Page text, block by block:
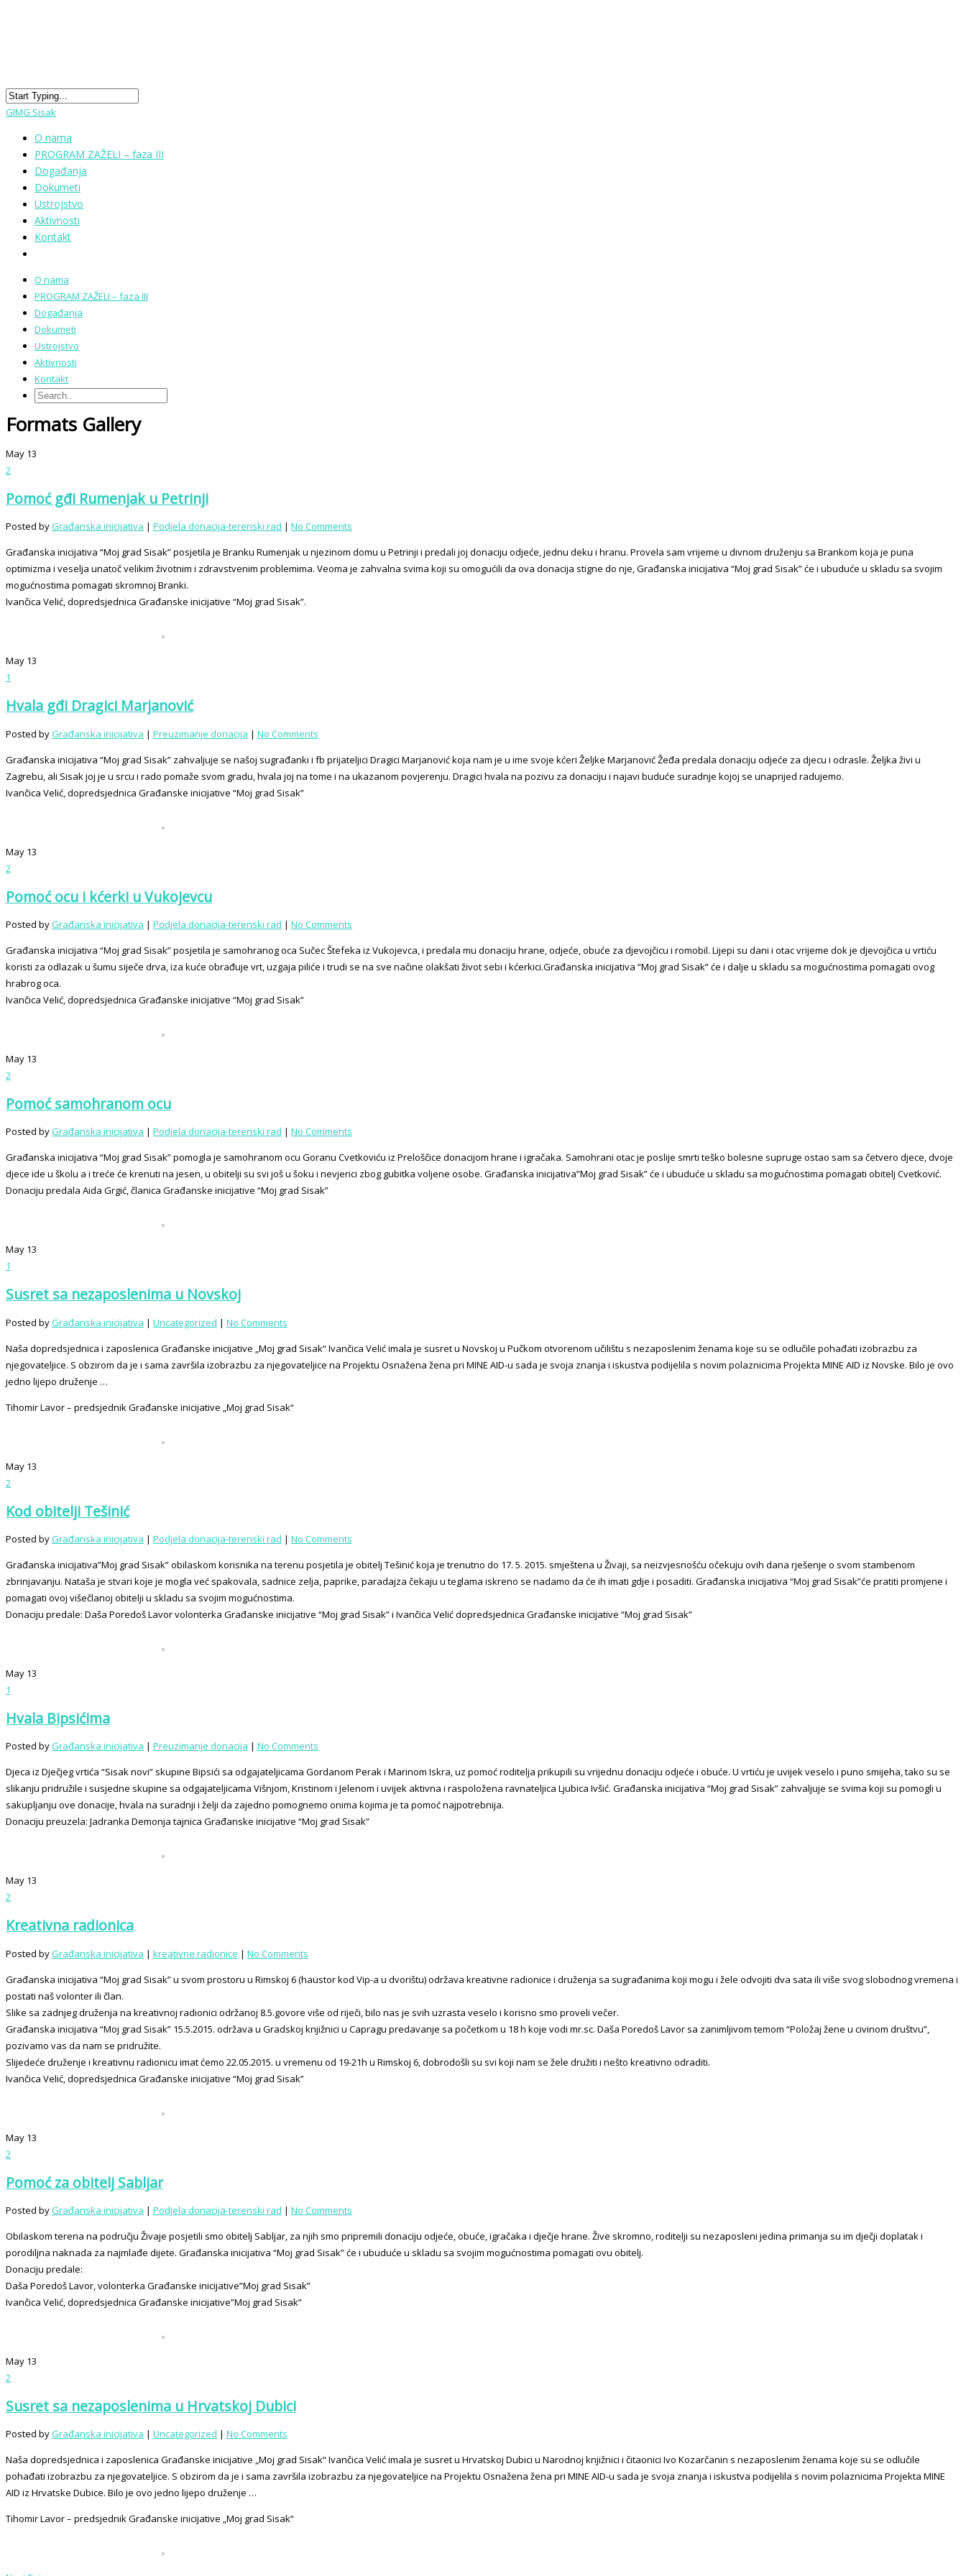
GIMG Sisak
O nama
PROGRAM ZAŽELI – faza III
Događanja
Dokumeti
Ustrojstvo
Aktivnosti
Kontakt
O nama
PROGRAM ZAŽELI – faza III
Događanja
Dokumeti
Ustrojstvo
Aktivnosti
Kontakt
Formats Gallery
May 13
2
Pomoć gđi Rumenjak u Petrinji
Posted byGrađanska inicijativa | Podjela donacija-terenski rad | No Comments
Građanska inicijativa “Moj grad Sisak” posjetila je Branku Rumenjak u njezinom domu u Petrinji i predali joj donaciju odjeće, jednu deku i hranu. Provela sam vrijeme u divnom druženju sa Brankom koja je puna
optimizma i veselja unatoč velikim životnim i zdravstvenim problemima. Veoma je zahvalna svima koji su omogućili da ova donacija stigne do nje, Građanska inicijativa “Moj grad Sisak” će i ubuduće u skladu sa svojim
mogućnostima pomagati skromnoj Branki.
Ivančica Velić, dopredsjednica Građanske inicijative “Moj grad Sisak”.
May 13
1
Hvala gđi Dragici Marjanović
Posted byGrađanska inicijativa | Preuzimanje donacija | No Comments
Građanska inicijativa “Moj grad Sisak” zahvaljuje se našoj sugrađanki i fb prijateljici Dragici Marjanović koja nam je u ime svoje kćeri Željke Marjanović Žeđa predala donaciju odjeće za djecu i odrasle. Željka živi u
Zagrebu, ali Sisak joj je u srcu i rado pomaže svom gradu, hvala joj na tome i na ukazanom povjerenju. Dragici hvala na pozivu za donaciju i najavi buduće suradnje kojoj se unaprijed radujemo.
Ivančica Velić, dopredsjednica Građanske inicijative “Moj grad Sisak”
May 13
2
Pomoć ocu i kćerki u Vukojevcu
Posted byGrađanska inicijativa | Podjela donacija-terenski rad | No Comments
Građanska inicijativa “Moj grad Sisak” posjetila je samohranog oca Sučec Štefeka iz Vukojevca, i predala mu donaciju hrane, odjeće, obuće za djevojčicu i romobil. Lijepi su dani i otac vrijeme dok je djevojčica u vrtiću
koristi za odlazak u šumu siječe drva, iza kuće obrađuje vrt, uzgaja piliće i trudi se na sve načine olakšati život sebi i kćerkici.Građanska inicijativa “Moj grad Sisak” će i dalje u skladu sa mogućnostima pomagati ovog
hrabrog oca.
Ivančica Velić, dopredsjednica Građanske inicijative “Moj grad Sisak”
May 13
2
Pomoć samohranom ocu
Posted byGrađanska inicijativa | Podjela donacija-terenski rad | No Comments
Građanska inicijativa “Moj grad Sisak” pomogla je samohranom ocu Goranu Cvetkoviću iz Preloščice donacijom hrane i igračaka. Samohrani otac je poslije smrti teško bolesne supruge ostao sam sa četvero djece, dvoje
djece ide u školu a i treće će krenuti na jesen, u obitelji su svi još u šoku i nevjerici zbog gubitka voljene osobe. Građanska inicijativa”Moj grad Sisak” će i ubuduće u skladu sa mogućnostima pomagati obitelj Cvetković.
Donaciju predala Aida Grgić, članica Građanske inicijative “Moj grad Sisak”
May 13
1
Susret sa nezaposlenima u Novskoj
Posted byGrađanska inicijativa | Uncategorized | No Comments
Naša dopredsjednica i zaposlenica Građanske inicijative „Moj grad Sisak“ Ivančica Velić imala je susret u Novskoj u Pučkom otvorenom učilištu s nezaposlenim ženama koje su se odlučile pohađati izobrazbu za
njegovateljice. S obzirom da je i sama završila izobrazbu za njegovateljice na Projektu Osnažena žena pri MINE AID-u sada je svoja znanja i iskustva podijelila s novim polaznicima Projekta MINE AID iz Novske. Bilo je ovo
jedno lijepo druženje …
Tihomir Lavor – predsjednik Građanske inicijative „Moj grad Sisak“
May 13
2
Kod obitelji Tešinić
Posted byGrađanska inicijativa | Podjela donacija-terenski rad | No Comments
Građanska inicijativa”Moj grad Sisak” obilaskom korisnika na terenu posjetila je obitelj Tešinić koja je trenutno do 17. 5. 2015. smještena u Živaji, sa neizvjesnošću očekuju ovih dana rješenje o svom stambenom
zbrinjavanju. Nataša je stvari koje je mogla već spakovala, sadnice zelja, paprike, paradajza čekaju u teglama iskreno se nadamo da će ih imati gdje i posaditi. Građanska inicijativa “Moj grad Sisak”će pratiti promjene i
pomagati ovoj višečlanoj obitelji u skladu sa svojim mogućnostima.
Donaciju predale: Daša Poredoš Lavor volonterka Građanske inicijative “Moj grad Sisak” i Ivančica Velić dopredsjednica Građanske inicijative “Moj grad Sisak”
May 13
1
Hvala Bipsićima
Posted byGrađanska inicijativa | Preuzimanje donacija | No Comments
Djeca iz Dječjeg vrtića “Sisak novi” skupine Bipsići sa odgajateljicama Gordanom Perak i Marinom Iskra, uz pomoć roditelja prikupili su vrijednu donaciju odjeće i obuće. U vrtiću je uvijek veselo i puno smijeha, tako su se
slikanju pridružile i susjedne skupine sa odgajateljicama Višnjom, Kristinom i Jelenom i uvijek aktivna i raspoložena ravnateljica Ljubica Ivšić. Građanska inicijativa “Moj grad Sisak” zahvaljuje se svima koji su pomogli u
sakupljanju ove donacije, hvala na suradnji i želji da zajedno pomognemo onima kojima je ta pomoć najpotrebnija.
Donaciju preuzela: Jadranka Demonja tajnica Građanske inicijative “Moj grad Sisak”
May 13
2
Kreativna radionica
Posted byGrađanska inicijativa | kreativne radionice | No Comments
Građanska inicijativa “Moj grad Sisak” u svom prostoru u Rimskoj 6 (haustor kod Vip-a u dvorištu) održava kreativne radionice i druženja sa sugrađanima koji mogu i žele odvojiti dva sata ili više svog slobodnog vremena i
postati naš volonter ili član.
Slike sa zadnjeg druženja na kreativnoj radionici održanoj 8.5.govore više od riječi, bilo nas je svih uzrasta veselo i korisno smo proveli večer.
Građanska inicijativa “Moj grad Sisak” 15.5.2015. održava u Gradskoj knjižnici u Capragu predavanje sa početkom u 18 h koje vodi mr.sc. Daša Poredoš Lavor sa zanimljivom temom “Položaj žene u civinom društvu”,
pozivamo vas da nam se pridružite.
Slijedeće druženje i kreativnu radionicu imat ćemo 22.05.2015. u vremenu od 19-21h u Rimskoj 6, dobrodošli su svi koji nam se žele družiti i nešto kreativno odraditi.
Ivančica Velić, dopredsjednica Građanske inicijative “Moj grad Sisak”
May 13
2
Pomoć za obitelj Sabljar
Posted byGrađanska inicijativa | Podjela donacija-terenski rad | No Comments
Obilaskom terena na području Živaje posjetili smo obitelj Sabljar, za njih smo pripremili donaciju odjeće, obuće, igračaka i dječje hrane. Žive skromno, roditelji su nezaposleni jedina primanja su im dječji doplatak i
porodiljna naknada za najmlađe dijete. Građanska inicijativa “Moj grad Sisak” će i ubuduće u skladu sa svojim mogućnostima pomagati ovu obitelj.
Donaciju predale:
Daša Poredoš Lavor, volonterka Građanske inicijative”Moj grad Sisak”
Ivančica Velić, dopredsjednica Građanske inicijative”Moj grad Sisak”
May 13
2
Susret sa nezaposlenima u Hrvatskoj Dubici
Posted byGrađanska inicijativa | Uncategorized | No Comments
Naša dopredsjednica i zaposlenica Građanske inicijative „Moj grad Sisak“ Ivančica Velić imala je susret u Hrvatskoj Dubici u Narodnoj knjižnici i čitaonici Ivo Kozarčanin s nezaposlenim ženama koje su se odlučile
pohađati izobrazbu za njegovateljice. S obzirom da je i sama završila izobrazbu za njegovateljice na Projektu Osnažena žena pri MINE AID-u sada je svoja znanja i iskustva podijelila s novim polaznicima Projekta MINE
AID iz Hrvatske Dubice. Bilo je ovo jedno lijepo druženje …
Tihomir Lavor – predsjednik Građanske inicijative „Moj grad Sisak“